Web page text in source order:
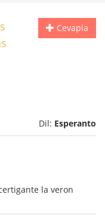
Cevapla
Dil: Esperanto
la veron